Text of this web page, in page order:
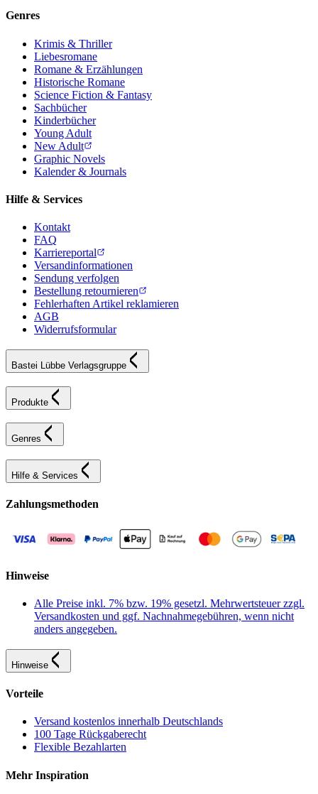
Genres
Krimis & Thriller
Liebesromane
Romane & Erzählungen
Historische Romane
Science Fiction & Fantasy
Sachbücher
Kinderbücher
Young Adult
New Adult
Graphic Novels
Kalender & Journals
Hilfe & Services
Kontakt
FAQ
Karriereportal
Versandinformationen
Sendung verfolgen
Bestellung retournieren
Fehlerhaften Artikel reklamieren
AGB
Widerrufsformular
Bastei Lübbe Verlagsgruppe
Produkte
Genres
Hilfe & Services
Zahlungsmethoden
Hinweise
Alle Preise inkl. 7% bzw. 19% gesetzl. Mehrwertsteuer zzgl.
Versandkosten und ggf. Nachnahmegebühren, wenn nicht
anders angegeben.
Hinweise
Vorteile
Versand kostenlos innerhalb Deutschlands
100 Tage Rückgaberecht
Flexible Bezahlarten
Mehr Inspiration